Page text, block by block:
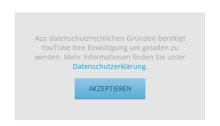
Aus datenschutzrechlichen Gründen benötigt
YouTube Ihre Einwilligung um geladen zu
werden. Mehr Informationen finden Sie unter
Datenschutzerklärung.
AKZEPTIEREN